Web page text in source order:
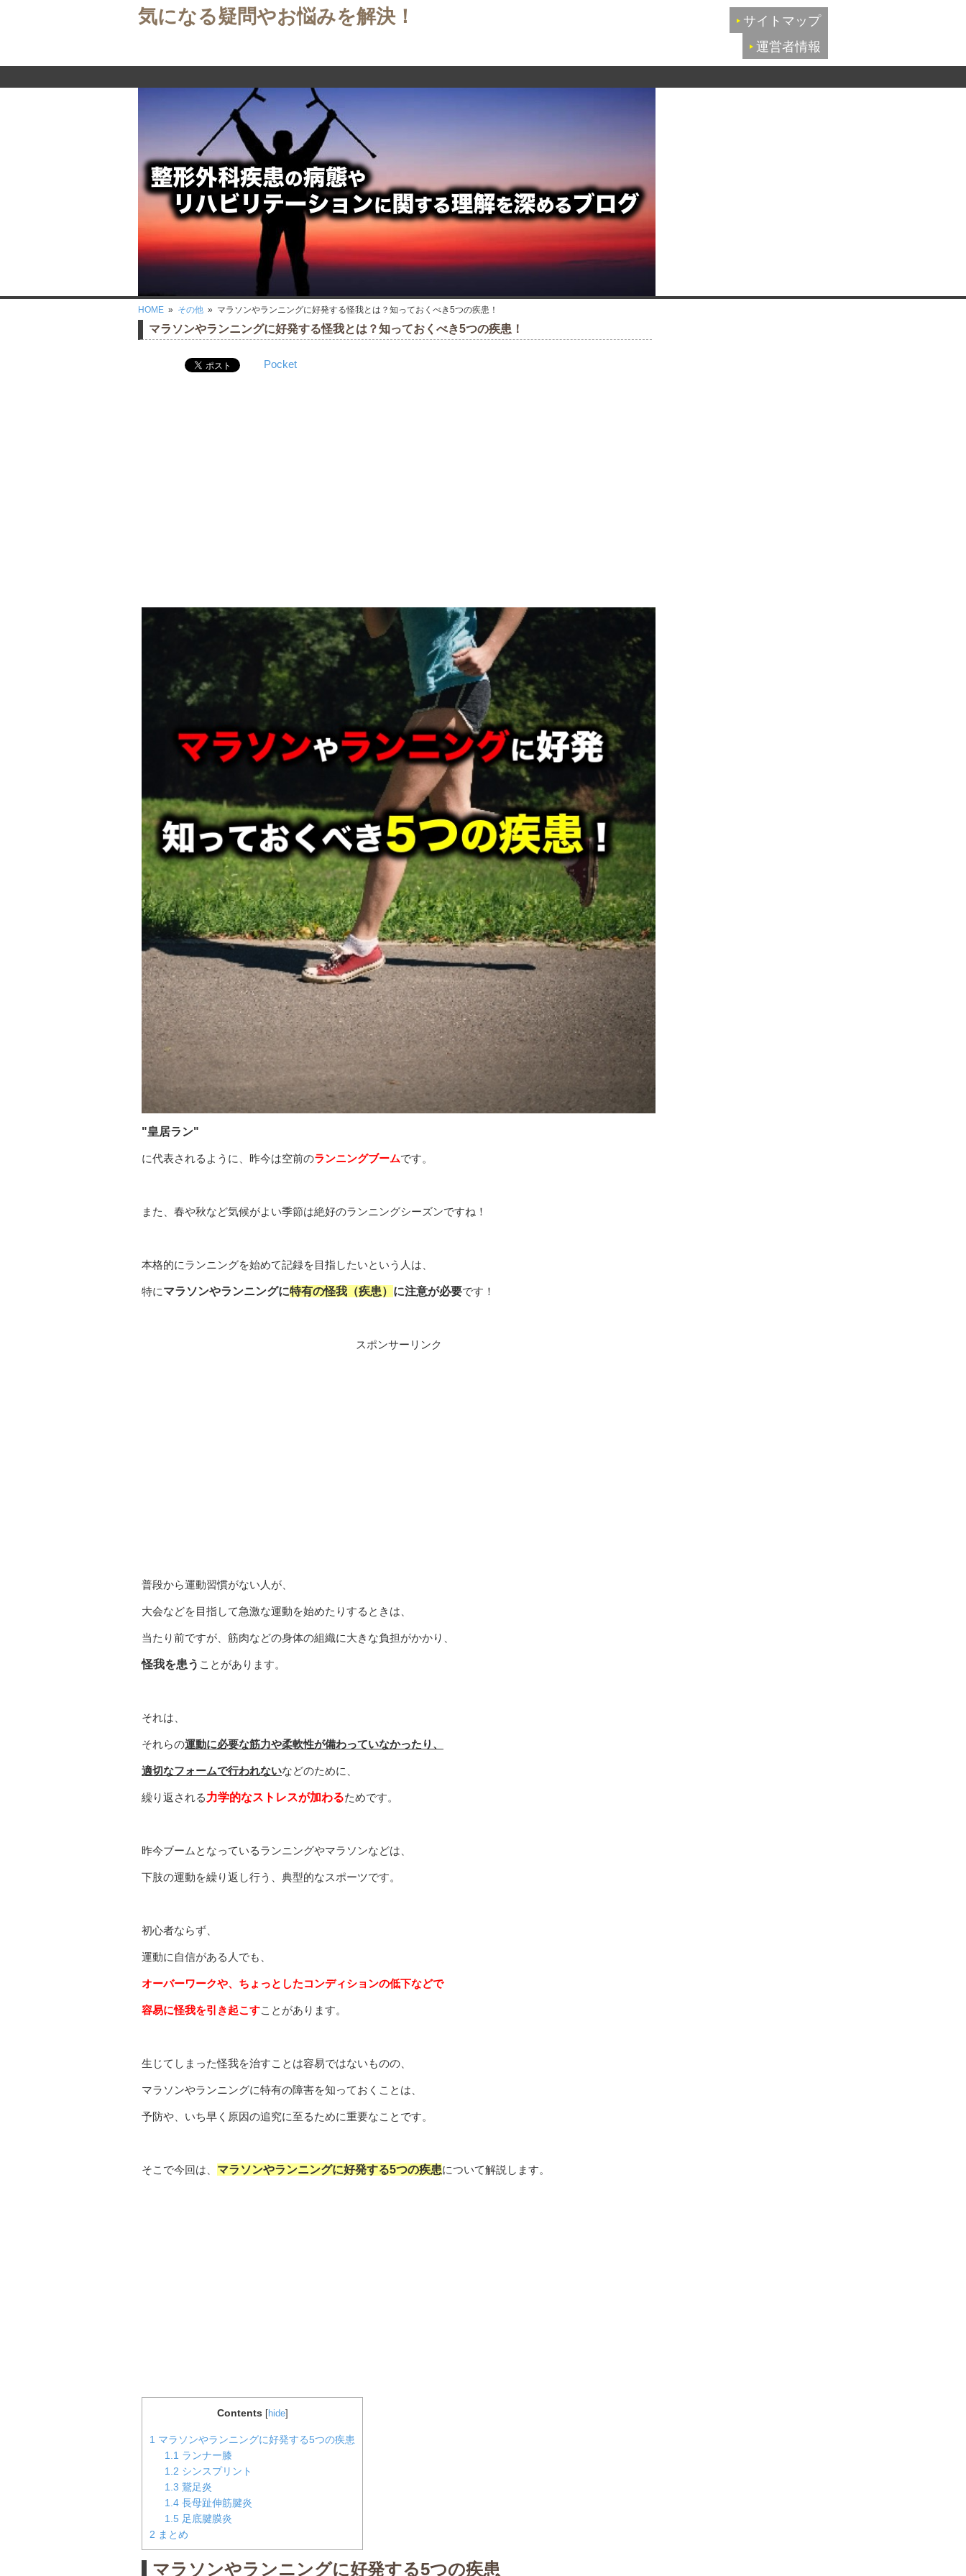
気になる疑問やお悩みを解決！
サイトマップ
運営者情報
HOME » その他 » マラソンやランニングに好発する怪我とは？知っておくべき5つの疾患！
マラソンやランニングに好発する怪我とは？知っておくべき5つの疾患！
Pocket
"皇居ラン"
に代表されるように、昨今は空前のランニングブームです。
また、春や秋など気候がよい季節は絶好のランニングシーズンですね！
本格的にランニングを始めて記録を目指したいという人は、
特にマラソンやランニングに特有の怪我（疾患） に注意が必要です！
スポンサーリンク
普段から運動習慣がない人が、
大会などを目指して急激な運動を始めたりするときは、
当たり前ですが、筋肉などの身体の組織に大きな負担がかかり、
怪我を患う ことがあります。
それは、
それらの運動に必要な筋力や柔軟性が備わっていなかったり、
適切なフォームで行われないなどのために、
繰り返される力学的なストレスが加わるためです。
昨今ブームとなっているランニングやマラソンなどは、
下肢の運動を繰り返し行う、典型的なスポーツです。
初心者ならず、
運動に自信がある人でも、
オーバーワークや、ちょっとしたコンディションの低下などで
容易に怪我を引き起こすことがあります。
生じてしまった怪我を治すことは容易ではないものの、
マラソンやランニングに特有の障害を知っておくことは、
予防や、いち早く原因の追究に至るために重要なことです。
そこで今回は、 マラソンやランニングに好発する5つの疾患について解説します。
Contents [hide]
1 マラソンやランニングに好発する5つの疾患
1.1 ランナー膝
1.2 シンスプリント
1.3 鵞足炎
1.4 長母趾伸筋腱炎
1.5 足底腱膜炎
2 まとめ
マラソンやランニングに好発する5つの疾患